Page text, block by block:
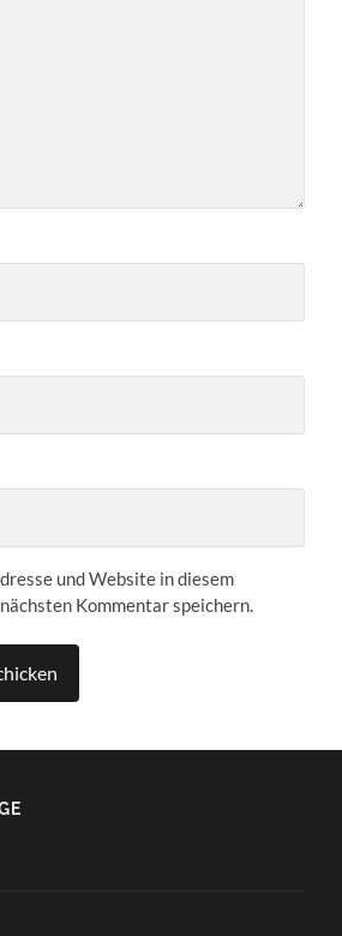
und Website in diesem
Kommentar speichern.